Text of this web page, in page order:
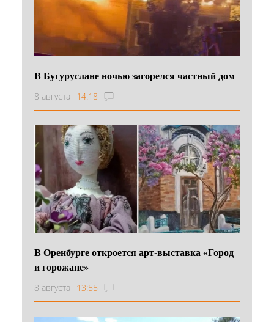
В Бугуруслане ночью загорелся частный дом
8 августа 14:18
В Оренбурге откроется арт-выставка «Город
и горожане»
8 августа 13:55